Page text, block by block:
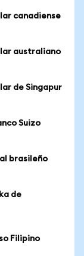
canadiense
australiano
de Singapur
Suizo
brasileño
de
Filipino